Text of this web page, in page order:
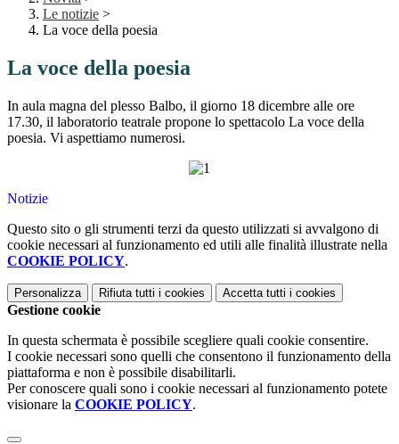
Le notizie >
La voce della poesia
La voce della poesia
In aula magna del plesso Balbo, il giorno 18 dicembre alle ore
17.30, il laboratorio teatrale propone lo spettacolo La voce della
poesia. Vi aspettiamo numerosi.
Notizie
Questo sito o gli strumenti terzi da questo utilizzati si avvalgono di
cookie necessari al funzionamento ed utili alle finalità illustrate nella
COOKIE POLICY.
Personalizza Rifiuta tutti i cookies Accetta tutti i cookies
Gestione cookie
In questa schermata è possibile scegliere quali cookie consentire.
I cookie necessari sono quelli che consentono il funzionamento della
piattaforma e non è possibile disabilitarli.
Per conoscere quali sono i cookie necessari al funzionamento potete
visionare la COOKIE POLICY.